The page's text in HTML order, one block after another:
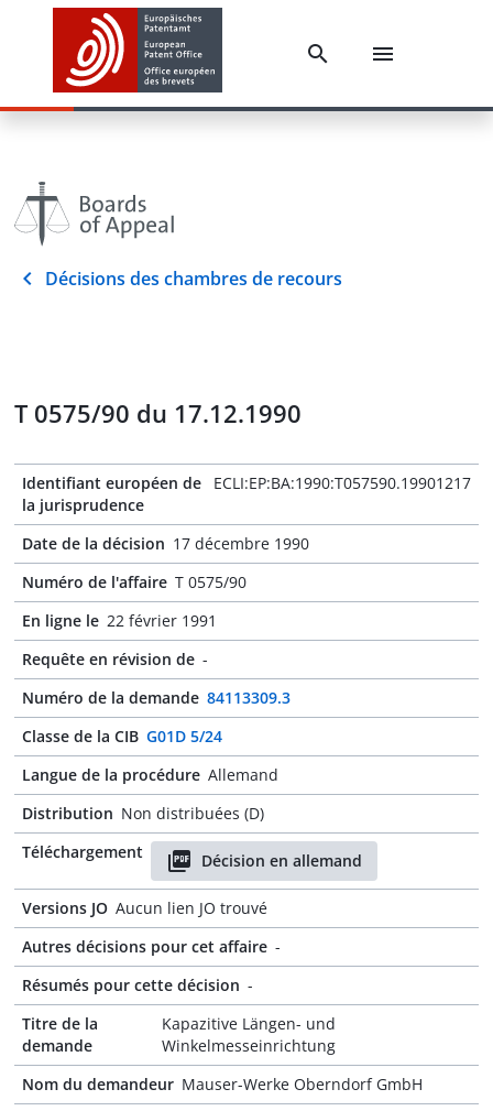
Décisions des chambres de recours
T 0575/90 du 17.12.1990
Identifiant européen de
la jurisprudence
ECLI:EP:BA:1990:T057590.19901217
Date de la décision 17 décembre 1990
Numéro de l'affaire T 0575/90
En ligne le 22 février 1991
Requête en révision de -
Numéro de la demande 84113309.3
Classe de la CIB G01D 5/24
Langue de la procédure Allemand
Distribution Non distribuées (D)
Téléchargement
Décision en allemand
Versions JO Aucun lien JO trouvé
Autres décisions pour cet affaire -
Résumés pour cette décision -
Titre de la
demande
Kapazitive Längen- und
Winkelmesseinrichtung
Nom du demandeur Mauser-Werke Oberndorf GmbH